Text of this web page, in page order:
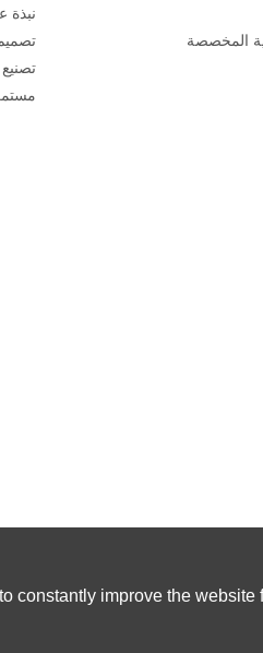
المخصصة
تصنيع
constantly improve the website